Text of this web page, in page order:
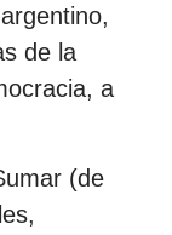
de la
a
(de